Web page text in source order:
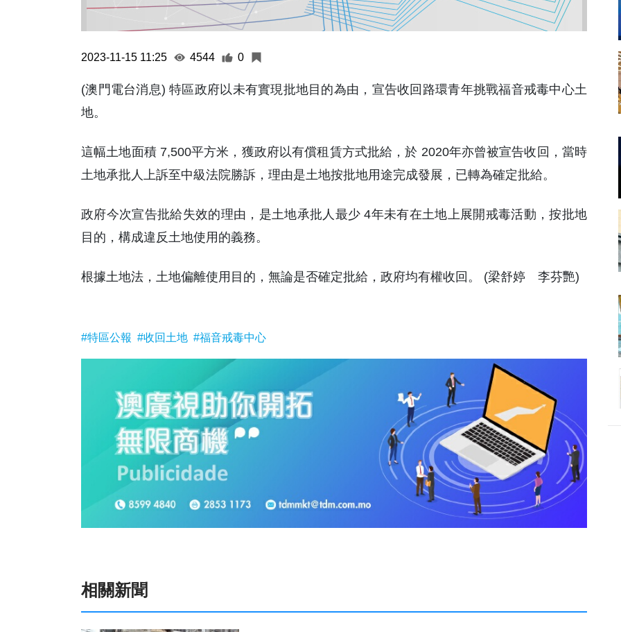
2023-11-15 11:25 4544 0
(澳門電台消息) 特區政府以未有實現批地目的為由，宣告收回路環青年挑戰福音戒毒中心土
地。
這幅土地面積 7,500平方米，獲政府以有償租賃方式批給，於 2020年亦曾被宣告收回，當時
土地承批人上訴至中級法院勝訴，理由是土地按批地用途完成發展，已轉為確定批給。
政府今次宣告批給失效的理由，是土地承批人最少 4年未有在土地上展開戒毒活動，按批地
目的，構成違反土地使用的義務。
根據土地法，土地偏離使用目的，無論是否確定批給，政府均有權收回。 (梁舒婷 李芬艷)
#特區公報 #收回土地 #福音戒毒中心
相關新聞